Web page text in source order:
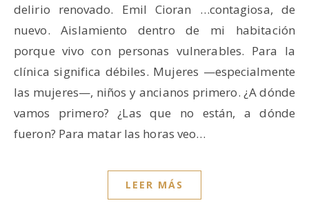
delirio renovado. Emil Cioran …contagiosa, de
nuevo. Aislamiento dentro de mi habitación
porque vivo con personas vulnerables. Para la
clínica significa débiles. Mujeres —especialmente
las mujeres—, niños y ancianos primero. ¿A dónde
vamos primero? ¿Las que no están, a dónde
fueron? Para matar las horas veo…
LEER MÁS